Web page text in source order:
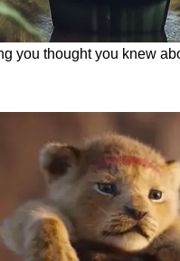
ने अच्छी कमाई की, लेकिन
प्रदर्शन साधारण माना
का सबसे कमजोर साल
Your Most Wanted
मई 2021
लगभग नगण्य (कोविड